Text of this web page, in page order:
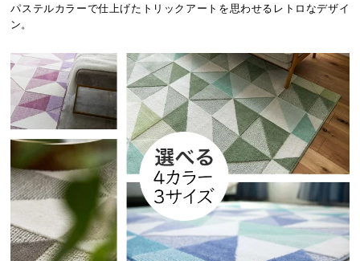
パステルカラーで仕上げたトリックアートを思わせるレトロなデザイ
ン。